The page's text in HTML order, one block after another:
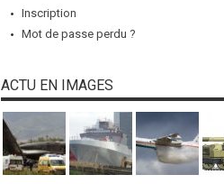
Inscription
Mot de passe perdu ?
ACTU EN IMAGES